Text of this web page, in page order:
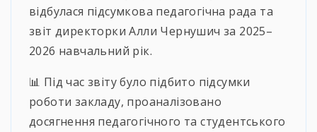
відбулася підсумкова педагогічна рада та
звіт директорки Алли Чернушич за 2025–
2026 навчальний рік.
📊 Під час звіту було підбито підсумки
роботи закладу, проаналізовано
досягнення педагогічного та студентського